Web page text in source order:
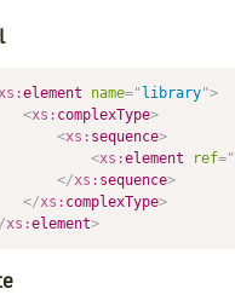
element name="library">
<xs: complexType>
<xs: sequence>
<xs:element ref="
</xs: sequence>
</xs: complexType>
xs:element>